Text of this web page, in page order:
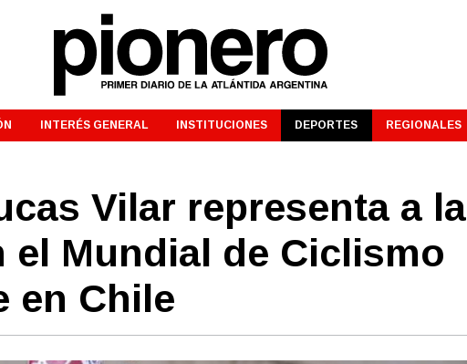
INTERÉS GENERAL INSTITUCIONES DEPORTES REGIONALES
Vilar representa a la
el Mundial de Ciclismo
en Chile